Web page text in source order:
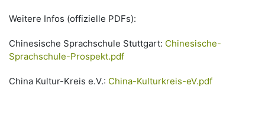
Weitere Infos (offizielle PDFs):
Chinesische Sprachschule Stuttgart: Chinesische-
Sprachschule-Prospekt.pdf
China Kultur-Kreis e.V.: China-Kulturkreis-eV.pdf